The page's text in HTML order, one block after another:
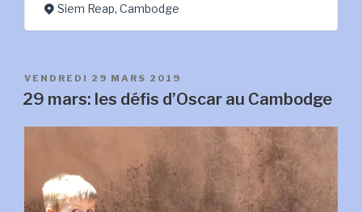
Siem Reap, Cambodge
PUBLIÉ
LE
VENDREDI 29 MARS 2019
29 mars: les défis d’Oscar au Cambodge